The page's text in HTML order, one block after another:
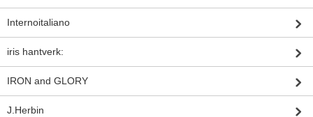
Internoitaliano
iris hantverk:
IRON and GLORY
J.Herbin